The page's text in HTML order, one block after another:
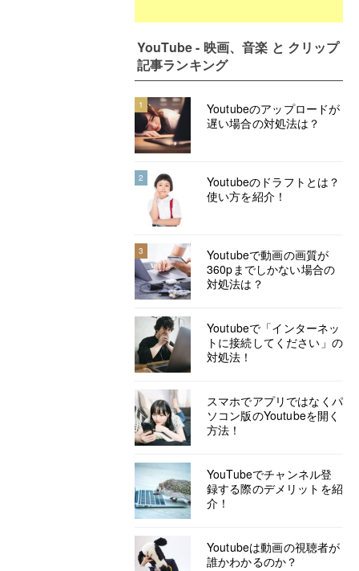
YouTube - 映画、音楽 と クリップ
記事ランキング
1
Youtubeのアップロードが
遅い場合の対処法は？
2
Youtubeのドラフトとは？
使い方を紹介！
3
Youtubeで動画の画質が
360pまでしかない場合の
対処法は？
Youtubeで「インターネッ
トに接続してください」の
対処法！
スマホでアプリではなくパ
ソコン版のYoutubeを開く
方法！
YouTubeでチャンネル登
録する際のデメリットを紹
介！
Youtubeは動画の視聴者が
誰かわかるのか？